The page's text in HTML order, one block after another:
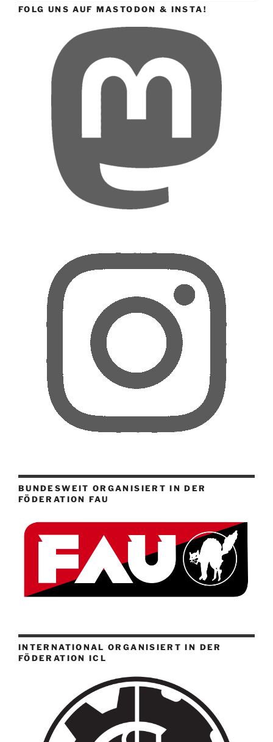
FOLG UNS AUF MASTODON & INSTA!
BUNDESWEIT ORGANISIERT IN DER
FÖDERATION FAU
INTERNATIONAL ORGANISIERT IN DER
FÖDERATION ICL